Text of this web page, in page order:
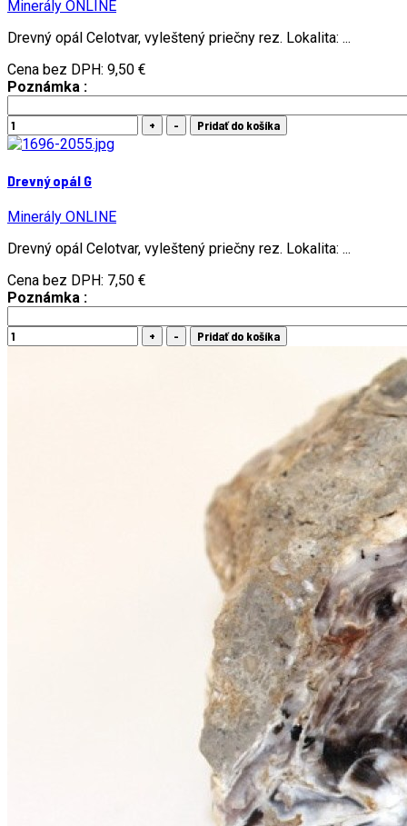
Minerály ONLINE
Drevný opál Celotvar, vyleštený priečny rez. Lokalita: ...
Cena bez DPH: 9,50 €
Poznámka :
Drevný opál G
Minerály ONLINE
Drevný opál Celotvar, vyleštený priečny rez. Lokalita: ...
Cena bez DPH: 7,50 €
Poznámka :